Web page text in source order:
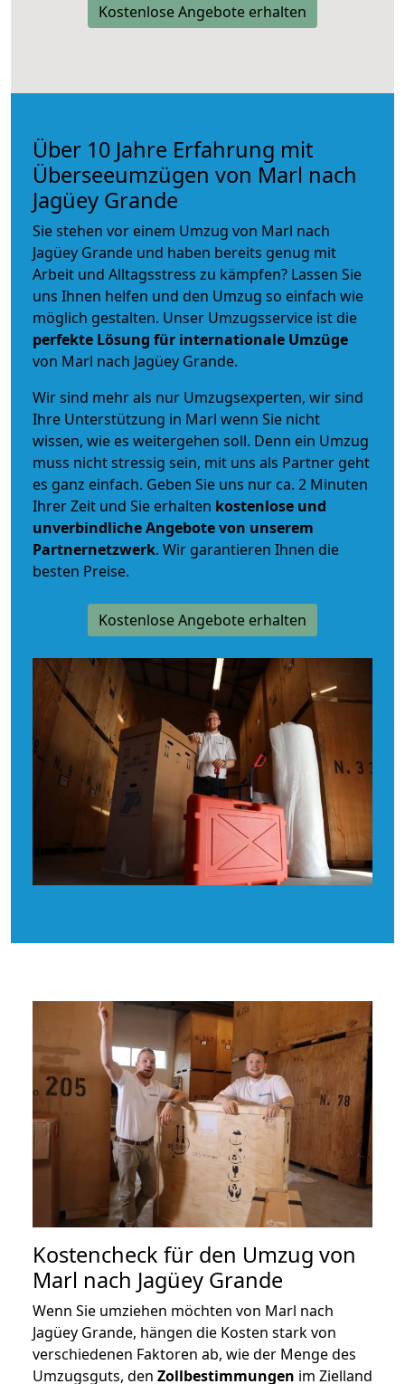
Kostenlose Angebote erhalten
Über 10 Jahre Erfahrung mit
Überseeumzügen von Marl nach
Jagüey Grande
Sie stehen vor einem Umzug von Marl nach
Jagüey Grande und haben bereits genug mit
Arbeit und Alltagsstress zu kämpfen? Lassen Sie
uns Ihnen helfen und den Umzug so einfach wie
möglich gestalten. Unser Umzugsservice ist die
perfekte Lösung für internationale Umzüge
von Marl nach Jagüey Grande.
Wir sind mehr als nur Umzugsexperten, wir sind
Ihre Unterstützung in Marl wenn Sie nicht
wissen, wie es weitergehen soll. Denn ein Umzug
muss nicht stressig sein, mit uns als Partner geht
es ganz einfach. Geben Sie uns nur ca. 2 Minuten
Ihrer Zeit und Sie erhalten kostenlose und
unverbindlicheAngebote von unserem
Partnernetzwerk. Wir garantieren Ihnen die
besten Preise.
Kostenlose Angebote erhalten
Kostencheck für den Umzug von
Marl nach Jagüey Grande
Wenn Sie umziehen möchten von Marl nach
Jagüey Grande, hängen die Kosten stark von
verschiedenen Faktoren ab, wie der Menge des
Umzugsguts, den Zollbestimmungen im Zielland